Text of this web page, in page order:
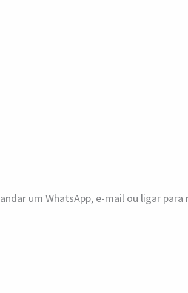
um WhatsApp, e-mail ou ligar